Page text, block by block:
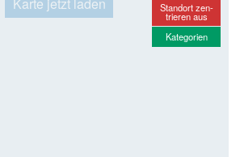
Standort zen-
trieren aus
Kategorien